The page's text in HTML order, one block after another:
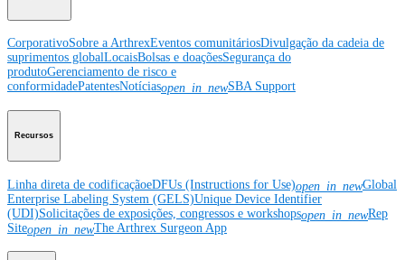
CorporativoSobre a ArthrexEventos comunitáriosDivulgação da cadeia de
suprimentos globalLocaisBolsas e doaçõesSegurança do
produtoGerenciamento de risco e
conformidadePatentesNotíciasopen_in_newSBA Support
Recursos
Linha direta de codificaçãoeDFUs (Instructions for Use)open_in_newGlobal
Enterprise Labeling System (GELS)Unique Device Identifier
(UDI)Solicitações de exposições, congressos e workshopsopen_in_newRep
Siteopen_in_newThe Arthrex Surgeon App